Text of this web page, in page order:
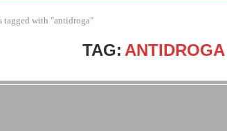
tagged with "antidroga"
TAG: ANTIDROGA